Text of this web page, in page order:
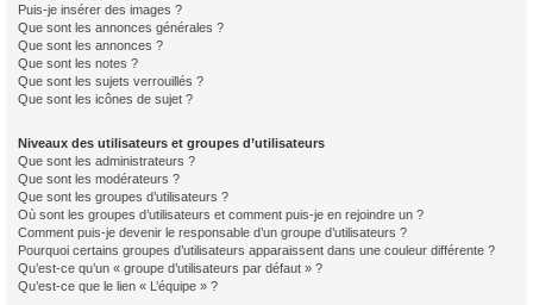
Puis-je insérer des images ?
Que sont les annonces générales ?
Que sont les annonces ?
Que sont les notes ?
Que sont les sujets verrouillés ?
Que sont les icônes de sujet ?
Niveaux des utilisateurs et groupes d’utilisateurs
Que sont les administrateurs ?
Que sont les modérateurs ?
Que sont les groupes d’utilisateurs ?
Où sont les groupes d’utilisateurs et comment puis-je en rejoindre un ?
Comment puis-je devenir le responsable d’un groupe d’utilisateurs ?
Pourquoi certains groupes d’utilisateurs apparaissent dans une couleur différente ?
Qu’est-ce qu’un « groupe d’utilisateurs par défaut » ?
Qu’est-ce que le lien « L’équipe » ?